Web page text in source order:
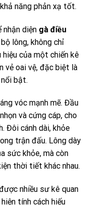
năng phản xạ tốt.
diện gà điều
bộ lông, không chỉ
của một chiến kê
vẻ oai vệ, đặc biệt là
bật.
vóc mạnh mẽ. Đầu
và cứng cáp, cho
Đôi cánh dài, khỏe
trận đấu. Lông dày
sức khỏe, mà còn
thời tiết khác nhau.
nhiều sư kê quan
tính cách hiếu